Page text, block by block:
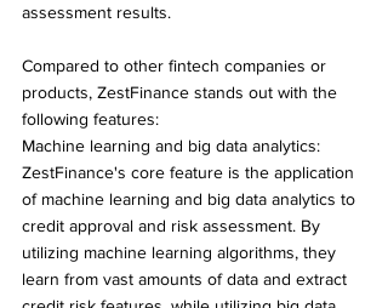
assessment results.
Compared to other fintech companies or
products, ZestFinance stands out with the
following features:
Machine learning and big data analytics:
ZestFinance's core feature is the application
of machine learning and big data analytics to
credit approval and risk assessment. By
utilizing machine learning algorithms, they
learn from vast amounts of data and extract